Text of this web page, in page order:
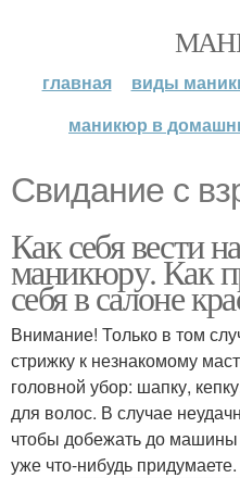
главная виды
маникюр в
Свидание с
Как себя вести
маникюру. Как
себя в салоне
Внимание! Только в том
стрижку к незнакомому
головной убор: шапку,
для волос. В случае
чтобы добежать до
уже что-нибудь придумаете.